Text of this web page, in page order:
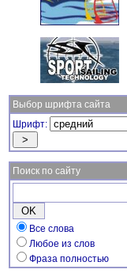
Выбор шрифта сайта
Шрифт:
Поиск по сайту
Все слова
Любое из слов
Фраза полностью